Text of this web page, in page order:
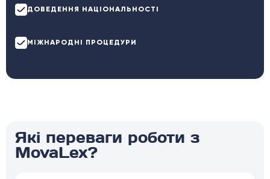
ДОВЕДЕННЯ НАЦІОНАЛЬНОСТІ
МІЖНАРОДНІ ПРОЦЕДУРИ
Які переваги роботи з
MovaLex?